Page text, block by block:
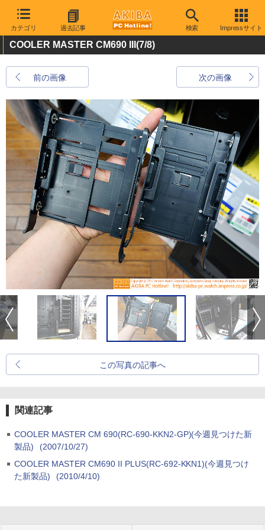
カテゴリ 過去記事 検索 Impressサイト
COOLER MASTER CM690 III (7/8)
前の画像 次の画像
この写真の記事へ
関連記事
COOLER MASTER CM 690(RC-690-KKN2-GP)(今週見つけた新
製品)
(2007/10/27)
COOLER MASTER CM690 II PLUS(RC-692-KKN1)(今週見つけ
た新製品)
(2010/4/10)